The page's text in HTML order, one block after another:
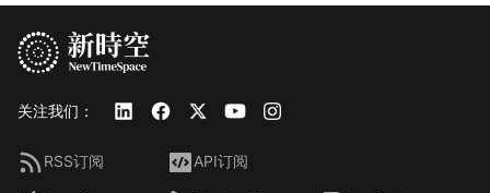
关注我们：
RSS订阅 API订阅